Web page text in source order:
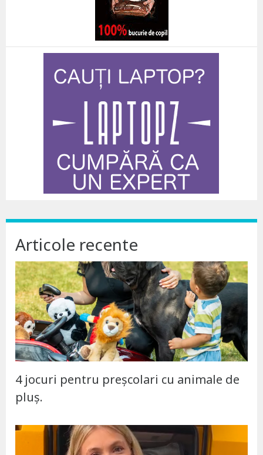
Articole recente
4 jocuri pentru preșcolari cu animale de
pluș.